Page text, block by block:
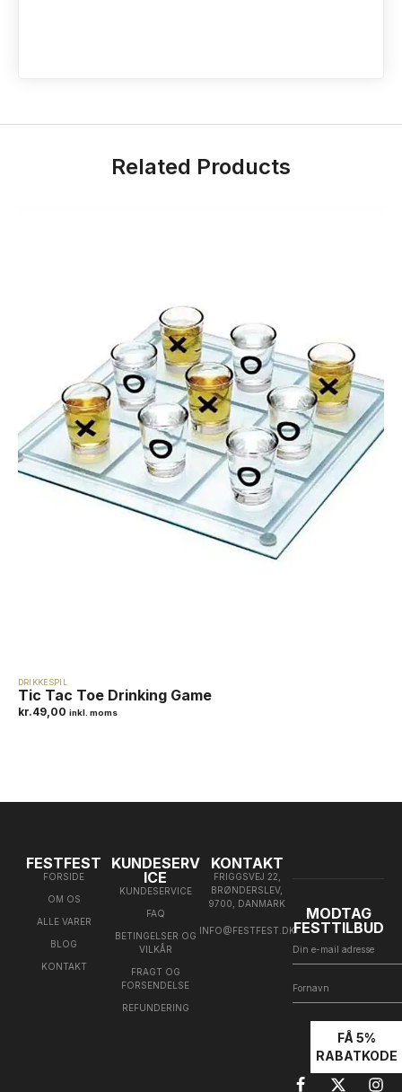
Related Products
DRIKKESPIL
Tic Tac Toe Drinking Game
kr.49,00 inkl. moms
FESTFEST
FORSIDE
OM OS
ALLE VARER
BLOG
KONTAKT
KUNDESERV
ICE
KUNDESERVICE
FAQ
BETINGELSER OG
VILKÅR
FRAGT OG
FORSENDELSE
REFUNDERING
KONTAKT
FRIGGSVEJ 22,
BRØNDERSLEV,
9700, DANMARK
INFO@FESTFEST.DK
MODTAG
FESTTILBUD
FÅ 5%
RABATKODE